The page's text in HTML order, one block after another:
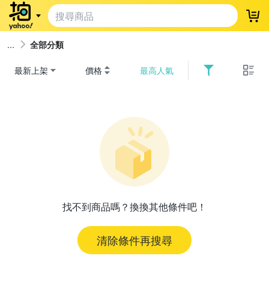
登
全部分類
最新上架 價格 最高人氣
找不到商品嗎？換換其他條件吧！
清除條件再搜尋